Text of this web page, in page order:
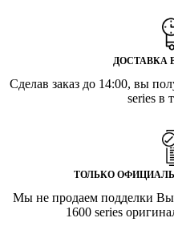
ДОСТАВКА
Сделав заказ до 14:00, вы
series в
ТОЛЬКО
Мы не продаем подделки
1600 series